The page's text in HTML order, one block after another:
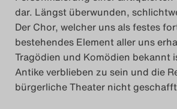
dar. Längst überwunden,
Der Chor, welcher uns als festes
bestehendes Element aller uns
Tragödien und Komödien bekannt
Antike verblieben zu sein und die
bürgerliche Theater nicht